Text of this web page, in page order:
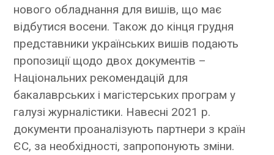
нового обладнання для вишів, що має
відбутися восени. Також до кінця грудня
представники українських вишів подають
пропозиції щодо двох документів –
Національних рекомендацій для
бакалаврських і магістерських програм у
галузі журналістики. Навесні 2021 р.
документи проаналізують партнери з країн
ЄС, за необхідності, запропонують зміни.